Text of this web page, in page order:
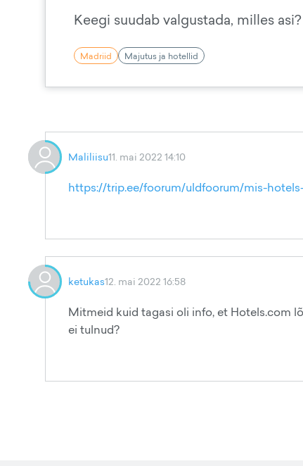
Keegi suudab valgustada, milles asi?
Madriid Majutus ja hotellid
Maliliisu11. mai 2022 14:10
https://trip.ee/foorum/uldfoorum/mis-
ketukas12. mai 2022 16:58
Mitmeid kuid tagasi oli info, et Hotels.com
ei tulnud?